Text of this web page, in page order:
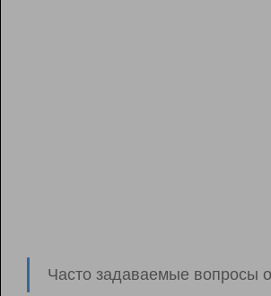
Часто задаваемые вопросы